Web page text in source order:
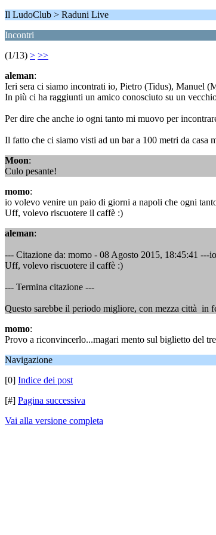
Il LudoClub > Raduni Live
Incontri
(1/13) > >>
aleman:
Ieri sera ci siamo incontrati io, Pietro (Tidus), Manuel
In più ci ha raggiunti un amico conosciuto su un
Per dire che anche io ogni tanto mi muovo per
Il fatto che ci siamo visti ad un bar a 100 metri da casa
Moon:
Culo pesante!
momo:
io volevo venire un paio di giorni a napoli che ogni
Uff, volevo riscuotere il caffè :)
aleman:
--- Citazione da: momo - 08 Agosto 2015, 18:45:41 ---
Uff, volevo riscuotere il caffè :)
--- Termina citazione ---
Questo sarebbe il periodo migliore, con mezza città in
momo:
Provo a riconvincerlo...magari mento sul biglietto del
Navigazione
[0] Indice dei post
[#] Pagina successiva
Vai alla versione completa